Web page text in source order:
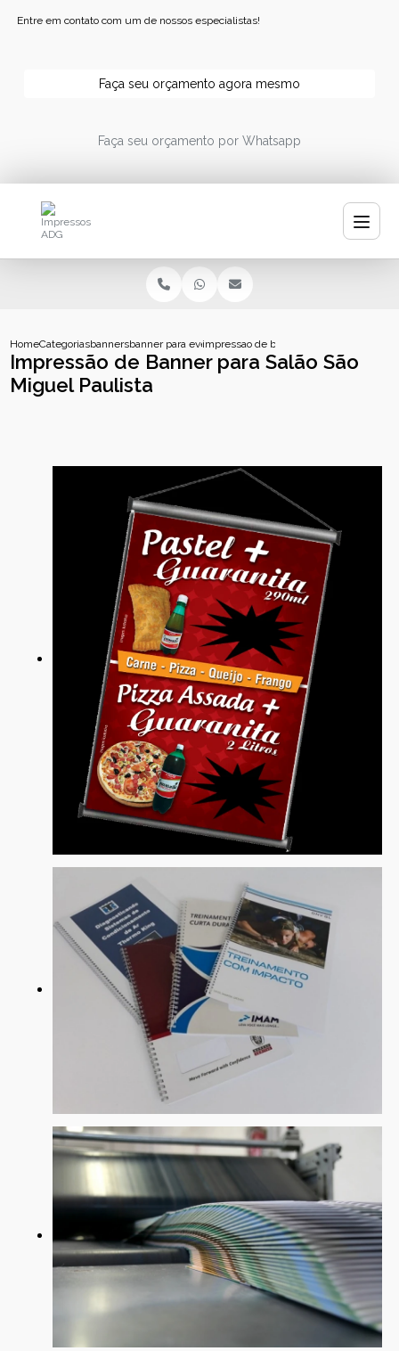
Entre em contato com um de nossos especialistas!
Faça seu orçamento agora mesmo
Faça seu orçamento por Whatsapp
HomeCategoriasbannersbanner para eventosimpressao de banner para salao sao
Impressão de Banner para Salão São
Miguel Paulista